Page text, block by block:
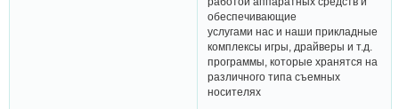
обеспечивающие
услугами нас и наши прикладные
комплексы игры, драйверы и т.д.
программы, которые хранятся на
различного типа съемных
носителях